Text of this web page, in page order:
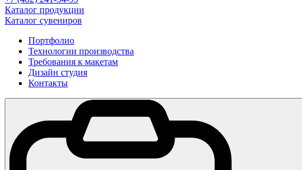
Каталог продукции
Каталог сувениров
Портфолио
Технологии производства
Требования к макетам
Дизайн студия
Контакты